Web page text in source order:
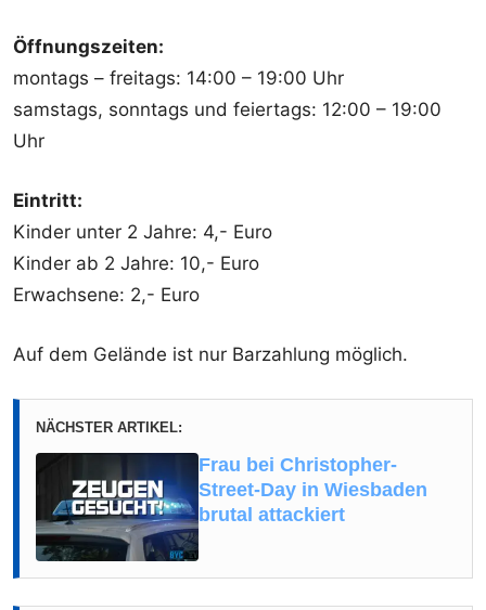
Öffnungszeiten:
montags – freitags: 14:00 – 19:00 Uhr
samstags, sonntags und feiertags: 12:00 – 19:00
Uhr
Eintritt:
Kinder unter 2 Jahre: 4,- Euro
Kinder ab 2 Jahre: 10,- Euro
Erwachsene: 2,- Euro
Auf dem Gelände ist nur Barzahlung möglich.
NÄCHSTER ARTIKEL:
Frau bei Christopher-
Street-Day in Wiesbaden
brutal attackiert